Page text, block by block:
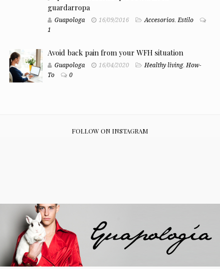
guardarropa
Guapologa 16/09/2016 Accesorios,Estilo
1
Avoid back pain from your WFH situation
Guapologa 16/04/2020 Healthy living,How-
To
0
FOLLOW ON INSTAGRAM